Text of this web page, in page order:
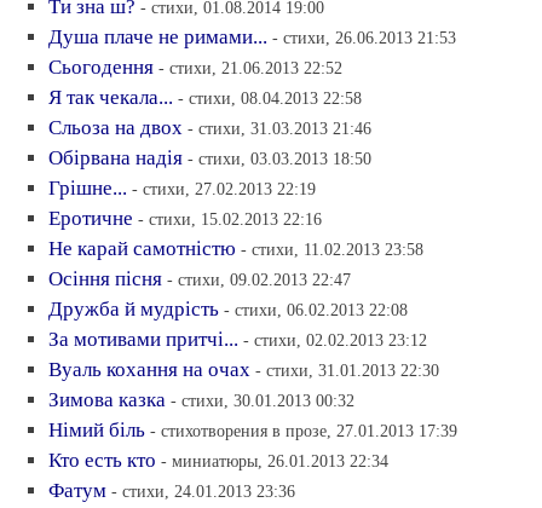
Ти зна ш? - стихи, 01.08.2014 19:00
Душа плаче не римами... - стихи, 26.06.2013 21:53
Сьогодення - стихи, 21.06.2013 22:52
Я так чекала... - стихи, 08.04.2013 22:58
Сльоза на двох - стихи, 31.03.2013 21:46
Обiрвана надiя - стихи, 03.03.2013 18:50
Грiшне... - стихи, 27.02.2013 22:19
Еротичне - стихи, 15.02.2013 22:16
Не карай самотнiстю - стихи, 11.02.2013 23:58
Осiння пiсня - стихи, 09.02.2013 22:47
Дружба й мудрiсть - стихи, 06.02.2013 22:08
За мотивами притчi... - стихи, 02.02.2013 23:12
Вуаль кохання на очах - стихи, 31.01.2013 22:30
Зимова казка - стихи, 30.01.2013 00:32
Нiмий бiль - стихотворения в прозе, 27.01.2013 17:39
Кто есть кто - миниатюры, 26.01.2013 22:34
Фатум - стихи, 24.01.2013 23:36